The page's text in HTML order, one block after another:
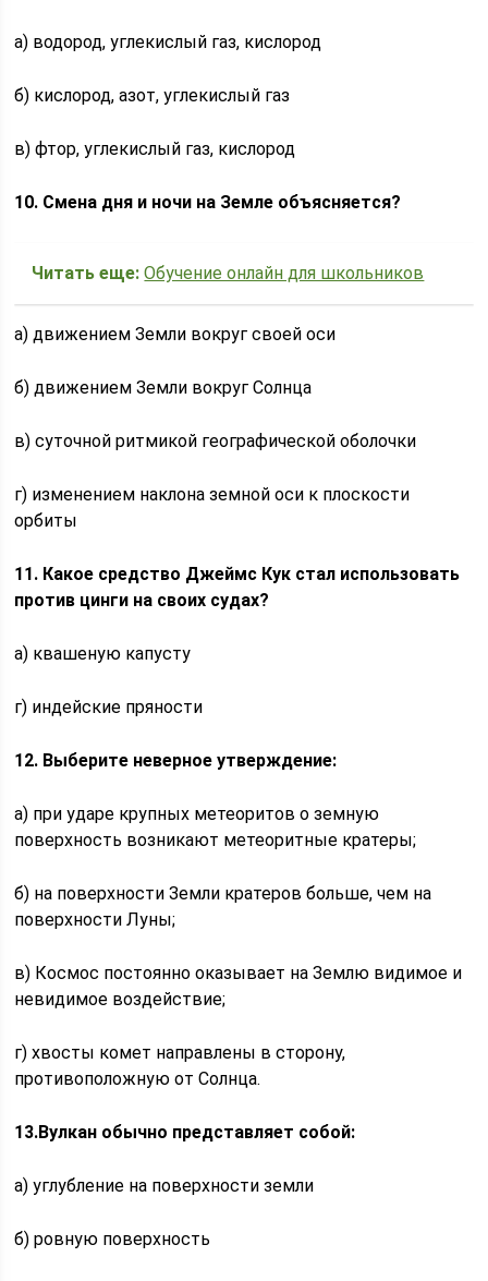
а) водород, углекислый газ, кислород
б) кислород, азот, углекислый газ
в) фтор, углекислый газ, кислород
10. Смена дня и ночи на Земле объясняется?
Читать еще: Обучение онлайн для школьников
а) движением Земли вокруг своей оси
б) движением Земли вокруг Солнца
в) суточной ритмикой географической оболочки
г) изменением наклона земной оси к плоскости
орбиты
11. Какое средство Джеймс Кук стал использовать
против цинги на своих судах?
а) квашеную капусту
г) индейские пряности
12. Выберите неверное утверждение:
а) при ударе крупных метеоритов о земную
поверхность возникают метеоритные кратеры;
б) на поверхности Земли кратеров больше, чем на
поверхности Луны;
в) Космос постоянно оказывает на Землю видимое и
невидимое воздействие;
г) хвосты комет направлены в сторону,
противоположную от Солнца.
13.Вулкан обычно представляет собой:
а) углубление на поверхности земли
б) ровную поверхность